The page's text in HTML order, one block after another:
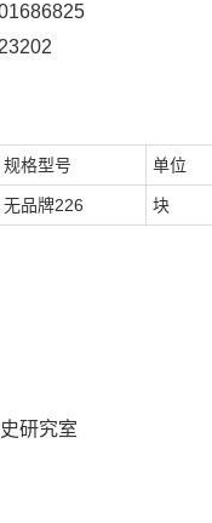
规格型号 单位
无品牌226 块
研究室